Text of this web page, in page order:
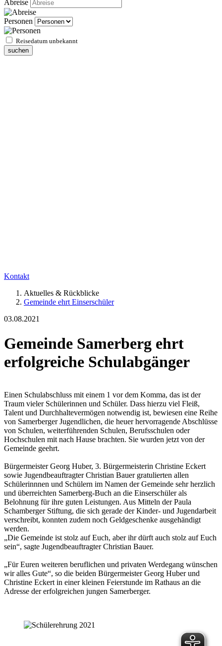
Abreise
Personen
Reisedatum unbekannt
suchen
Kontakt
Aktuelles & Rückblicke
Gemeinde ehrt Einserschüler
03.08.2021
Gemeinde Samerberg ehrt
erfolgreiche Schulabgänger
Einen Schulabschluss mit einem 1 vor dem Komma, das ist der
Traum vieler Schülerinnen und Schüler. Dass hierzu viel Fleiß,
Talent und Durchhaltevermögen notwendig ist, bewiesen eine Reihe
von Samerberger Jugendlichen, die heuer hervorragende Abschlüsse
von Schulen, weiterführenden Schulen, Berufsschulen oder
Hochschulen mit nach Hause brachten. Sie wurden jetzt von der
Gemeinde geehrt.
Bürgermeister Georg Huber, 3. Bürgermeisterin Christine Eckert
sowie Jugendbeauftragter Christian Bauer gratulierten allen
Schülerinnnen und Schülern im Namen der Gemeinde sehr herzlich
und überreichten Samerberg-Buch an die Einserschüler als
Belohnung für ihre guten Leistungen. Aus Mitteln der Paula
Schamberger Stiftung, die sich gerade der Kinder- und Jugendarbeit
verschreibt, konnten zudem noch Geldgeschenke ausgehändigt
werden.
„Die Gemeinde ist stolz auf Euch, aber ihr dürft auch stolz auf Euch
sein“, sagte Jugendbeauftragter Christian Bauer.
„Für Euren weiteren beruflichen und privaten Werdegang wünschen
wir alles Gute“, so die beiden Bürgermeister Georg Huber und
Christine Eckert in einer kleinen Feierstunde im Rathaus an die
Adresse der erfolgreichen jungen Samerberger.